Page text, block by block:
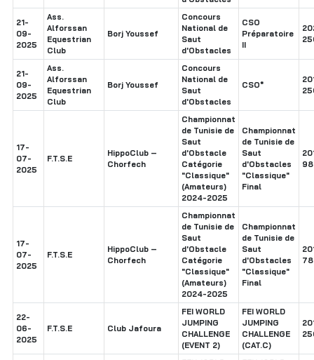
21-
09-
2025
Ass.
Alforssan
Equestrian
Club
Borj Youssef
Concours
National de
Saut
d'Obstacles
CSO
Préparatoire
II
21-
09-
2025
Ass.
Alforssan
Equestrian
Club
Borj Youssef
Concours
National de
Saut
d'Obstacles
CSO*
17-
07-
2025
F.T.S.E
HippoClub –
Chorfech
Championnat
de Tunisie de
Saut
d'Obstacle
Catégorie
"Classique"
(Amateurs)
2024-2025
Championnat
de Tunisie de
Saut
d'Obstacles
"Classique"
Final
17-
07-
2025
F.T.S.E
HippoClub –
Chorfech
Championnat
de Tunisie de
Saut
d'Obstacle
Catégorie
"Classique"
(Amateurs)
2024-2025
Championnat
de Tunisie de
Saut
d'Obstacles
"Classique"
Final
22-
06-
2025
F.T.S.E Club Jafoura
FEI WORLD
JUMPING
CHALLENGE
(EVENT 2)
FEI WORLD
JUMPING
CHALLENGE
(CAT.C)